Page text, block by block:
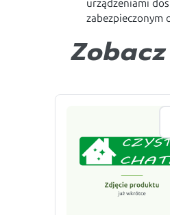
urządzeniami
zabezpieczonym